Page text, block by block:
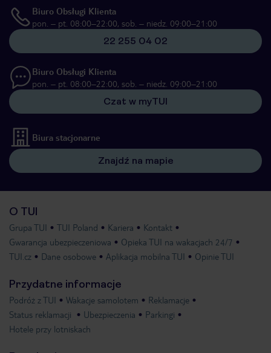
Biuro Obsługi Klienta
pon. – pt. 08:00–22:00, sob. – niedz. 09:00–21:00
22 255 04 02
Biuro Obsługi Klienta
pon. – pt. 08:00–22:00, sob. – niedz. 09:00–21:00
Czat w myTUI
Biura stacjonarne
Znajdź na mapie
O TUI
Grupa TUI TUI Poland Kariera
Kontakt
Gwarancja ubezpieczeniowa
Opieka TUI na wakacjach 24/7
TUI.cz
Dane osobowe Aplikacja mobilna TUI Opinie TUI
Przydatne informacje
Podróż z TUI Wakacje samolotem
Reklamacje
Status reklamacji
Ubezpieczenia
Parkingi
Hotele przy lotniskach